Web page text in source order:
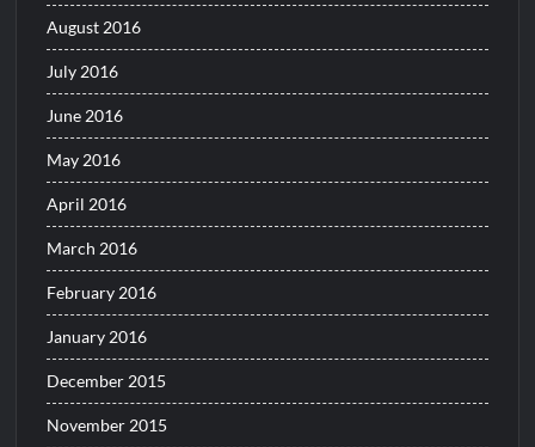
August 2016
July 2016
June 2016
May 2016
April 2016
March 2016
February 2016
January 2016
December 2015
November 2015